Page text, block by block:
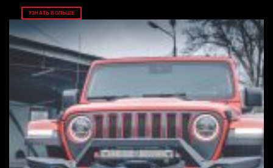
УЗНАТЬ БОЛЬШЕ